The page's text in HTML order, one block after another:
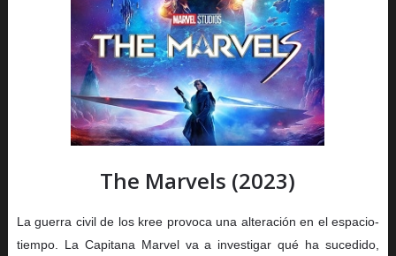
The Marvels (2023)
La guerra civil de los kree provoca una alteración en el espacio-
tiempo. La Capitana Marvel va a investigar qué ha sucedido,